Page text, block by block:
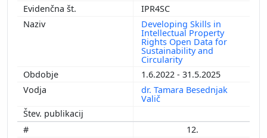
IPR4SC
Developing Skills in
Intellectual Property
Rights Open Data for
Sustainability and
Circularity
1.6.2022 - 31.5.2025
dr. Tamara Besednjak
Valič
12.